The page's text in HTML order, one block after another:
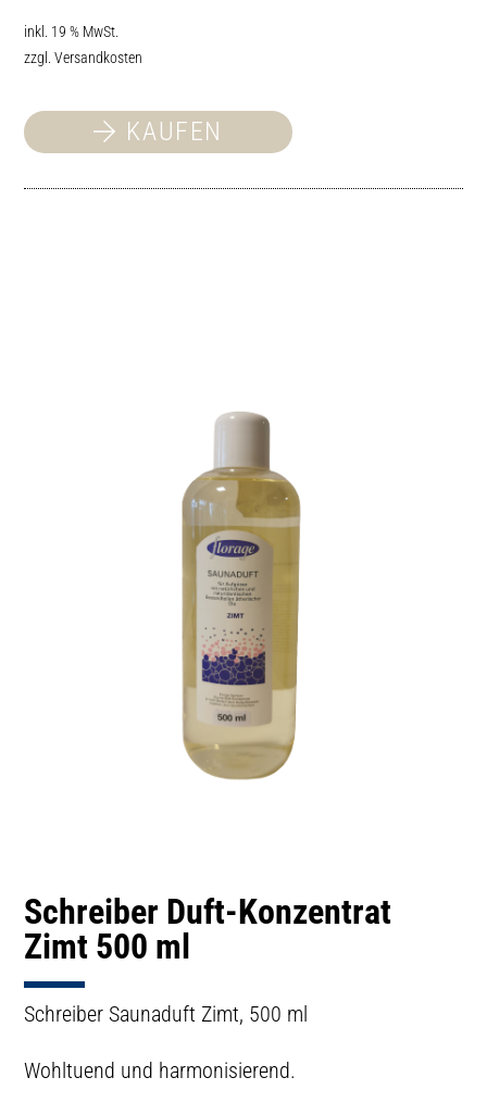
inkl. 19 % MwSt.
zzgl.Versandkosten
KAUFEN
Schreiber Duft-Konzentrat
Zimt 500 ml
Schreiber Saunaduft Zimt, 500 ml
Wohltuend und harmonisierend.